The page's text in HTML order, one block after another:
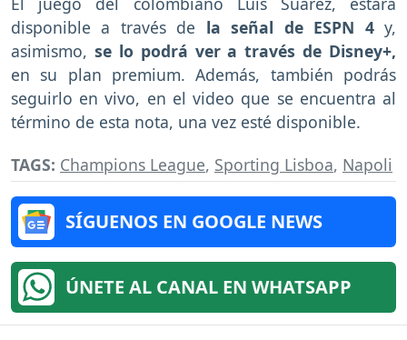
disponible a través de la señal de ESPN 4y,
asimismo, se lo podrá ver a través de Disney+,
en su plan premium. Además, también podrás
seguirlo en vivo, en el video que se encuentra al
término de esta nota, una vez esté disponible.
TAGS: Champions League, Sporting Lisboa, Napoli
SÍGUENOS EN GOOGLE NEWS
ÚNETE AL CANAL EN WHATSAPP